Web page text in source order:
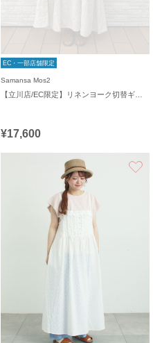
EC・一部店舗限定
Samansa Mos2
¥17,600